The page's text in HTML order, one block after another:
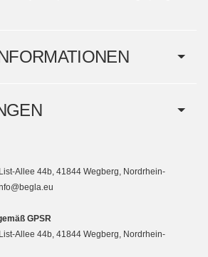
Allee 44b, 41844 Wegberg, Nordrhein-
GPSR
Allee 44b, 41844 Wegberg, Nordrhein-